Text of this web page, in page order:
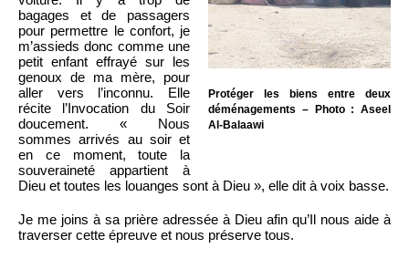
Protéger les biens entre deux
déménagements – Photo : Aseel
Al-Balaawi
bagages et de passagers
pour permettre le confort, je
m’assieds donc comme une
petit enfant effrayé sur les
genoux de ma mère, pour
aller vers l’inconnu. Elle
récite l’Invocation du Soir
doucement. « Nous
sommes arrivés au soir et
en ce moment, toute la
souveraineté appartient à
Dieu et toutes les louanges sont à Dieu », elle dit à voix basse.
Je me joins à sa prière adressée à Dieu afin qu’Il nous aide à
traverser cette épreuve et nous préserve tous.